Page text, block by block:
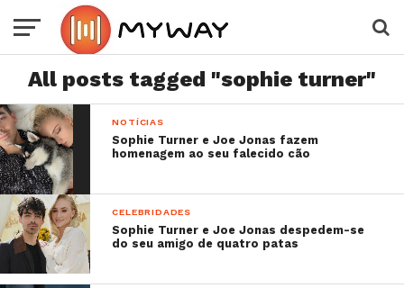
All posts tagged "sophie turner"
NOTÍCIAS
Sophie Turner e Joe Jonas fazem
homenagem ao seu falecido cão
CELEBRIDADES
Sophie Turner e Joe Jonas despedem-se
do seu amigo de quatro patas